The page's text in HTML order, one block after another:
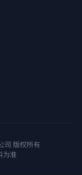
司 版权所有
为准